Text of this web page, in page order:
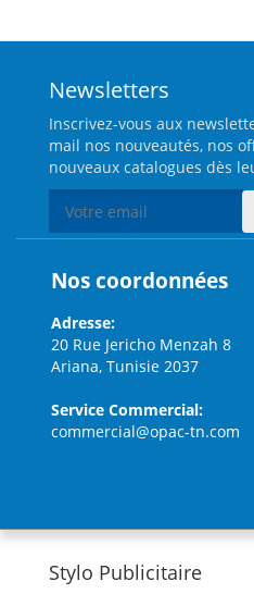
Newsletters
Inscrivez-vous aux
mail nos nouveautés, nos
nouveaux catalogues dès
Nos coordonnées
Adresse:
20 Rue Jericho Menzah 8
Ariana, Tunisie 2037
Service Commercial:
commercial@opac-tn.com
Stylo Publicitaire